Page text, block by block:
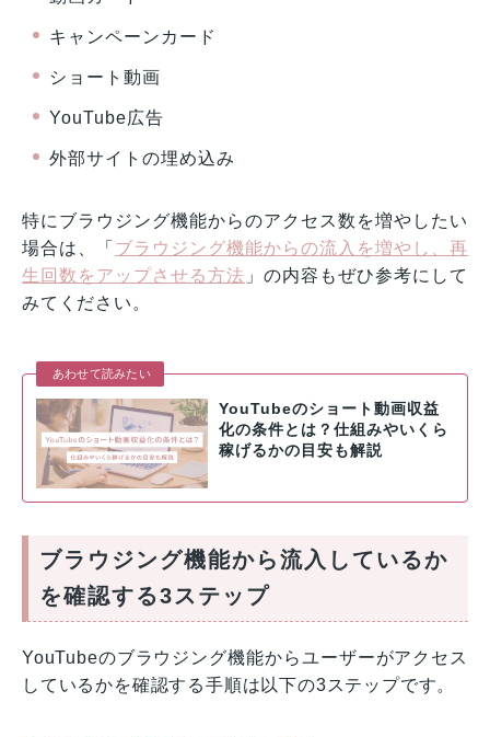
キャンペーンカード
ショート動画
YouTube広告
外部サイトの埋め込み
特にブラウジング機能からのアクセス数を増やしたい
場合は、「 ブラウジング機能からの流入を増やし、再
生回数をアップさせる方法 」の内容もぜひ参考にして
みてください。
あわせて読みたい
YouTubeのショート動画収益
化の条件とは？仕組みやいくら
稼げるかの目安も解説
ブラウジング機能から流入しているか
を確認する3ステップ
YouTubeのブラウジング機能からユーザーがアクセス
しているかを確認する手順は以下の3ステップです。